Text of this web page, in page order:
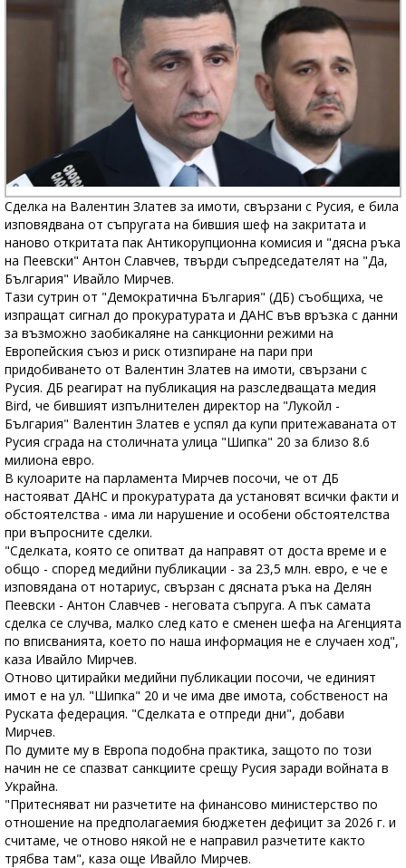
Сделка на Валентин Златев за имоти, свързани с Русия, е била
изповядвана от съпругата на бившия шеф на закритата и
наново откритата пак Антикорупционна комисия и "дясна ръка
на Пеевски" Антон Славчев, твърди съпредседателят на "Да,
България" Ивайло Мирчев.
Тази сутрин от "Демократична България" (ДБ) съобщиха, че
изпращат сигнал до прокуратурата и ДАНС във връзка с данни
за възможно заобикаляне на санкционни режими на
Европейския съюз и риск отизпиране на пари при
придобиването от Валентин Златев на имоти, свързани с
Русия. ДБ реагират на публикация на разследващата медия
Bird, че бившият изпълнителен директор на "Лукойл -
България" Валентин Златев е успял да купи притежаваната от
Русия сграда на столичната улица "Шипка" 20 за близо 8.6
милиона евро.
В кулоарите на парламента Мирчев посочи, че от ДБ
настояват ДАНС и прокуратурата да установят всички факти и
обстоятелства - има ли нарушение и особени обстоятелства
при въпросните сделки.
"Сделката, която се опитват да направят от доста време и е
общо - според медийни публикации - за 23,5 млн. евро, е че е
изповядана от нотариус, свързан с дясната ръка на Делян
Пеевски - Антон Славчев - неговата съпруга. А пък самата
сделка се случва, малко след като е сменен шефа на Агенцията
по вписванията, което по наша информация не е случаен ход",
каза Ивайло Мирчев.
Отново цитирайки медийни публикации посочи, че единият
имот е на ул. "Шипка" 20 и че има две имота, собственост на
Руската федерация. "Сделката е отпреди дни", добави
Мирчев.
По думите му в Европа подобна практика, защото по този
начин не се спазват санкциите срещу Русия заради войната в
Украйна.
"Притесняват ни разчетите на финансово министерство по
отношение на предполагаемия бюджетен дефицит за 2026 г. и
считаме, че отново някой не е направил разчетите както
трябва там", каза още Ивайло Мирчев.